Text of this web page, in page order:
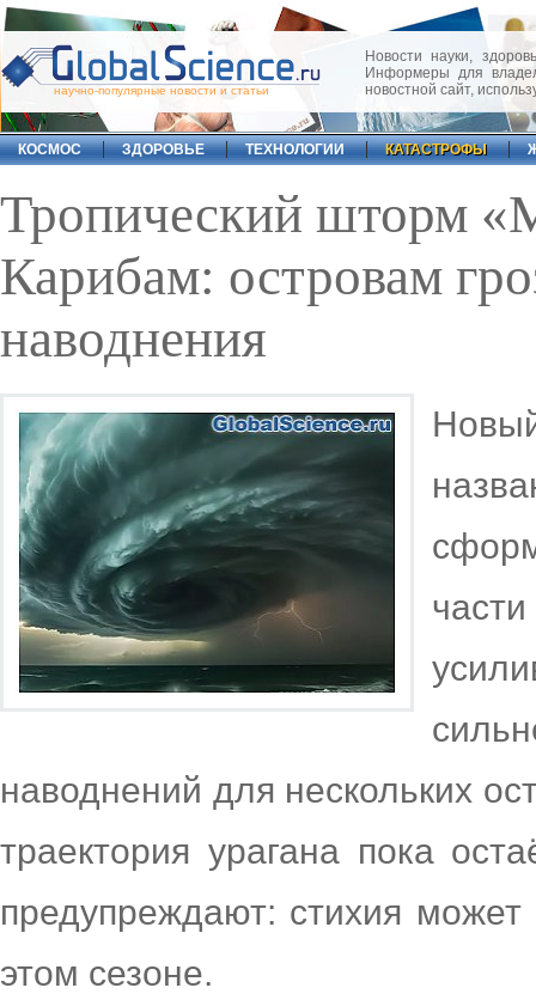
научно-популярные новости и статьи
Новости науки,
Информеры для
новостной сайт,
КОСМОС ЗДОРОВЬЕ ТЕХНОЛОГИИ КАТАСТРОФЫ
Тропический шторм
Карибам: островам
наводнения
наводнений для нескольких
траектория урагана пока
предупреждают: стихия
этом сезоне.